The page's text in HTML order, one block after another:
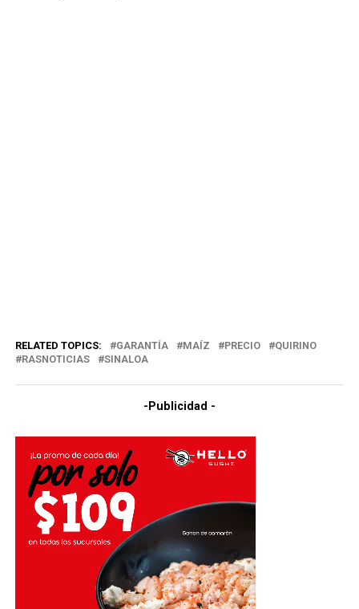
RELATED TOPICS: GARANTÍA MAÍZ PRECIO
QUIRINO
RASNOTICIAS
SINALOA
-Publicidad -